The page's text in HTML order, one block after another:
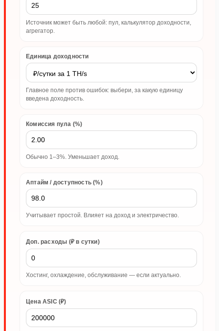
Источник может быть любой: пул, калькулятор доходности,
агрегатор.
Единица доходности
Главное поле против ошибок: выбери, за какую единицу
введена доходность.
Комиссия пула (%)
Обычно 1–3%. Уменьшает доход.
Аптайм / доступность (%)
Учитывает простой. Влияет на доход и электричество.
Доп. расходы (₽ в сутки)
Хостинг, охлаждение, обслуживание — если актуально.
Цена ASIC (₽)